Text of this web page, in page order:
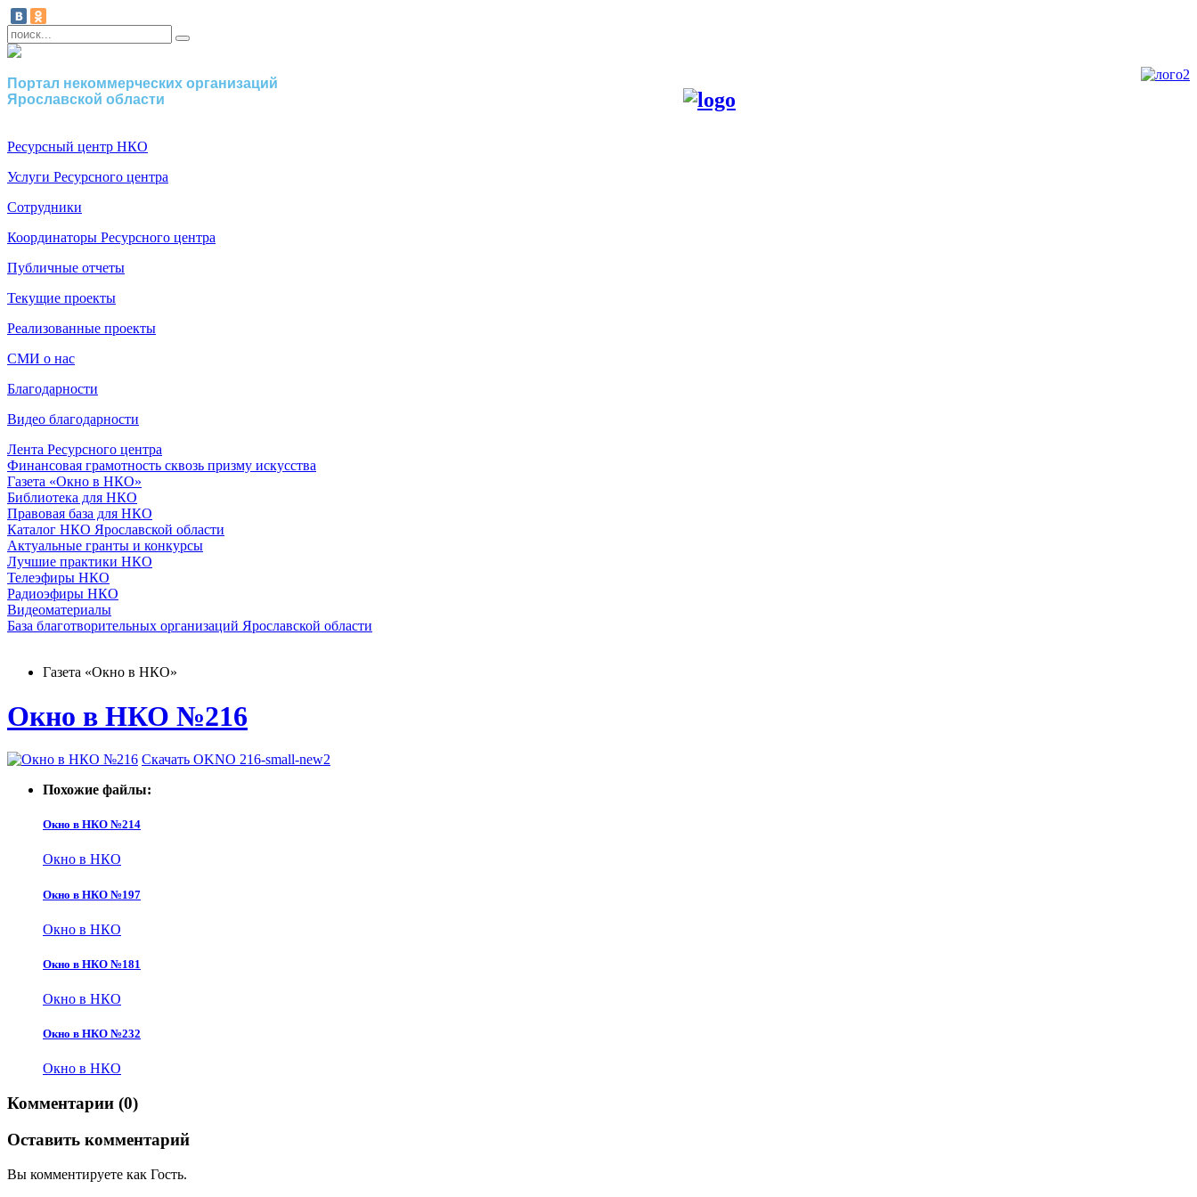
Портал некоммерческих организаций
Ярославской области
Ресурсный центр НКО
Услуги Ресурсного центра
Сотрудники
Координаторы Ресурсного центра
Публичные отчеты
Текущие проекты
Реализованные проекты
СМИ о нас
Благодарности
Видео благодарности
Лента Ресурсного центра
Финансовая грамотность сквозь призму искусства
Газета «Окно в НКО»
Библиотека для НКО
Правовая база для НКО
Каталог НКО Ярославской области
Актуальные гранты и конкурсы
Лучшие практики НКО
Телеэфиры НКО
Радиоэфиры НКО
Видеоматериалы
База благотворительных организаций Ярославской области
Газета «Окно в НКО»
Окно в НКО №216
Скачать OKNO 216-small-new2
Похожие файлы:
Окно в НКО №214
Окно в НКО
Окно в НКО №197
Окно в НКО
Окно в НКО №181
Окно в НКО
Окно в НКО №232
Окно в НКО
Комментарии (0)
Оставить комментарий
Вы комментируете как Гость.